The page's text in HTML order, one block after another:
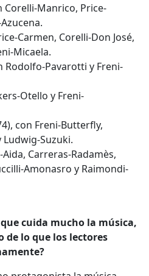
Corelli-Manrico, Price-
Carmen, Corelli-Don José,
Micaela.
Rodolfo-Pavarotti y Freni-
Otello y Freni-
con Freni-Butterfly,
Suzuki.
Carreras-Radamès,
Amonasro y Raimondi-
cuida mucho la música,
de lo que los lectores